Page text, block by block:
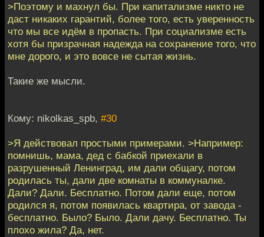
>Поэтому и махнул бы. При капитализме никто не
даст никаких гарантий, более того, есть уверенность
что мы все идём в пропасть. При социализме есть
хотя бы призрачная надежда на сохранение того, что
мне дорого, и это вовсе не сытая жизнь.
Такие же мысли.
Кому: nikolkas_spb, #30
>Я действовал простыми примерами. >Например:
помнишь, мама, дед с бабкой приехали в
разрушенный Ленинград, им дали общагу, потом
родилась ты, дали две комнаты в коммуналке.
Дали? Дали. Бесплатно. Потом дали еще, потом
родился я, потом появилась квартира, от завода -
бесплатно. Было? Было. Дали дачу. Бесплатно. Ты
плохо жила? Да, нет.